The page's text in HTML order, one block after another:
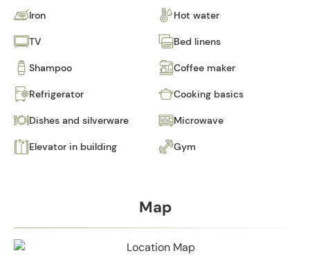
Iron Hot water
TV Bed linens
Shampoo Coffee maker
Refrigerator Cooking basics
Dishes and silverware Microwave
Elevator in building Gym
Map